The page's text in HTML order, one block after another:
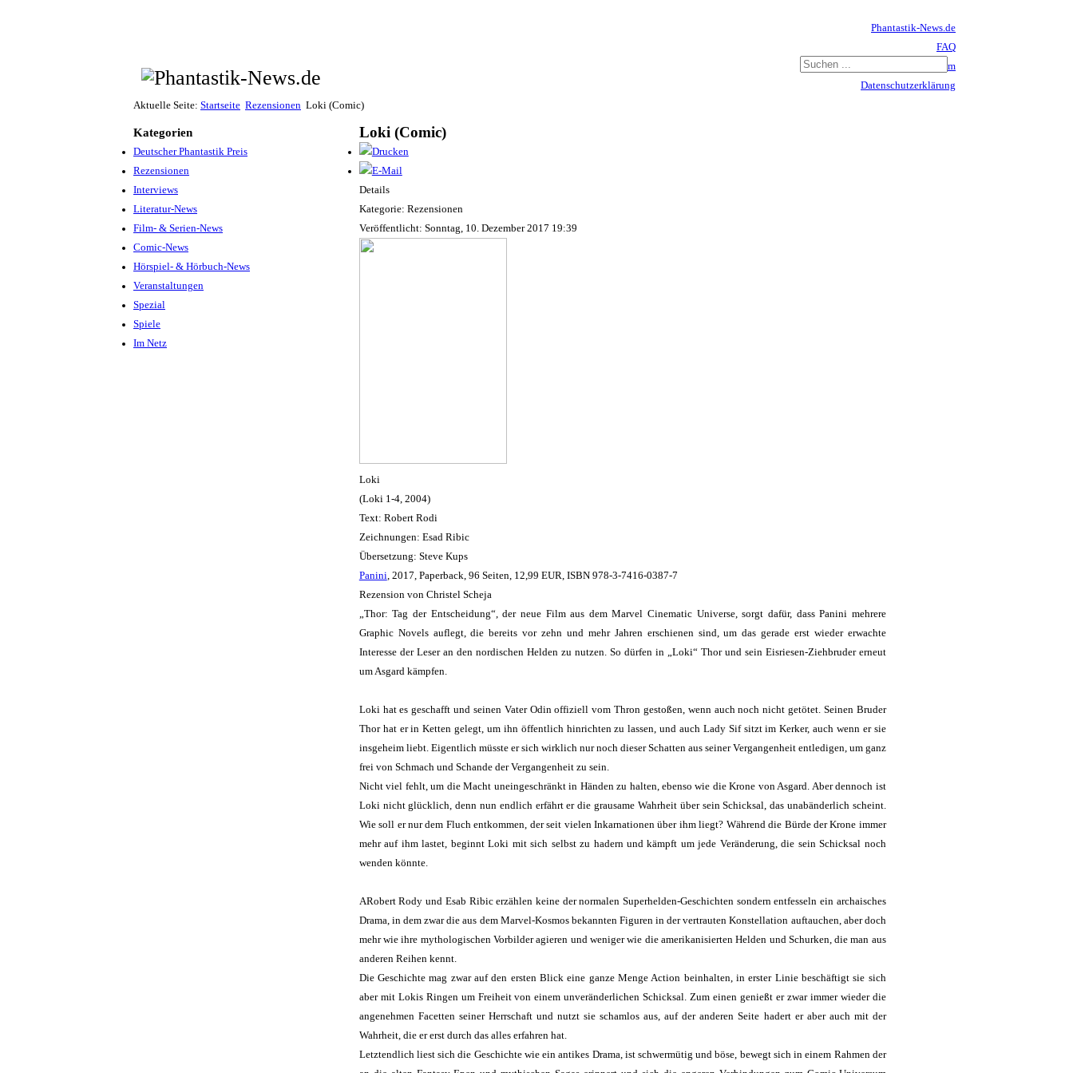
Phantastik-News.de
FAQ
Impressum
Datenschutzerklärung
Aktuelle Seite: Startseite Rezensionen Loki (Comic)
Kategorien
Deutscher Phantastik Preis
Rezensionen
Interviews
Literatur-News
Film- & Serien-News
Comic-News
Hörspiel- & Hörbuch-News
Veranstaltungen
Spezial
Spiele
Im Netz
Loki (Comic)
Details
Kategorie: Rezensionen
Veröffentlicht: Sonntag, 10. Dezember 2017 19:39
Loki
(Loki 1-4, 2004)
Text: Robert Rodi
Zeichnungen: Esad Ribic
Übersetzung: Steve Kups
Panini , 2017, Paperback, 96 Seiten, 12,99 EUR, ISBN 978-3-7416-0387-7
Rezension von Christel Scheja
„Thor: Tag der Entscheidung“, der neue Film aus dem Marvel Cinematic Universe, sorgt dafür, dass Panini mehrere
Graphic Novels auflegt, die bereits vor zehn und mehr Jahren erschienen sind, um das gerade erst wieder erwachte
Interesse der Leser an den nordischen Helden zu nutzen. So dürfen in „Loki“ Thor und sein Eisriesen-Ziehbruder erneut
um Asgard kämpfen.
Loki hat es geschafft und seinen Vater Odin offiziell vom Thron gestoßen, wenn auch noch nicht getötet. Seinen Bruder
Thor hat er in Ketten gelegt, um ihn öffentlich hinrichten zu lassen, und auch Lady Sif sitzt im Kerker, auch wenn er sie
insgeheim liebt. Eigentlich müsste er sich wirklich nur noch dieser Schatten aus seiner Vergangenheit entledigen, um ganz
frei von Schmach und Schande der Vergangenheit zu sein.
Nicht viel fehlt, um die Macht uneingeschränkt in Händen zu halten, ebenso wie die Krone von Asgard. Aber dennoch ist
Loki nicht glücklich, denn nun endlich erfährt er die grausame Wahrheit über sein Schicksal, das unabänderlich scheint.
Wie soll er nur dem Fluch entkommen, der seit vielen Inkarnationen über ihm liegt? Während die Bürde der Krone immer
mehr auf ihm lastet, beginnt Loki mit sich selbst zu hadern und kämpft um jede Veränderung, die sein Schicksal noch
wenden könnte.
ARobert Rody und Esab Ribic erzählen keine der normalen Superhelden-Geschichten sondern entfesseln ein archaisches
Drama, in dem zwar die aus dem Marvel-Kosmos bekannten Figuren in der vertrauten Konstellation auftauchen, aber doch
mehr wie ihre mythologischen Vorbilder agieren und weniger wie die amerikanisierten Helden und Schurken, die man aus
anderen Reihen kennt.
Die Geschichte mag zwar auf den ersten Blick eine ganze Menge Action beinhalten, in erster Linie beschäftigt sie sich
aber mit Lokis Ringen um Freiheit von einem unveränderlichen Schicksal. Zum einen genießt er zwar immer wieder die
angenehmen Facetten seiner Herrschaft und nutzt sie schamlos aus, auf der anderen Seite hadert er aber auch mit der
Wahrheit, die er erst durch das alles erfahren hat.
Letztendlich liest sich die Geschichte wie ein antikes Drama, ist schwermütig und böse, bewegt sich in einem Rahmen der